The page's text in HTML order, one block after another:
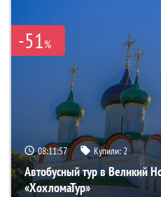
-51%
08:11:55 Купили:2
Автобусный тур в Великий
«ХохломаТур»